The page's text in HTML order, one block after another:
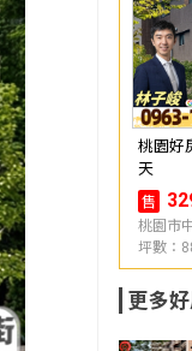
桃園好
天
售
桃園市
坪數：
更多